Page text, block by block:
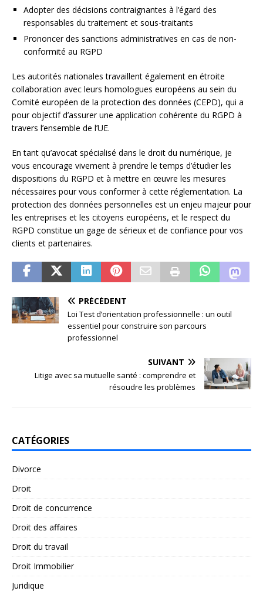
Adopter des décisions contraignantes à l’égard des
responsables du traitement et sous-traitants
Prononcer des sanctions administratives en cas de non-
conformité au RGPD
Les autorités nationales travaillent également en étroite
collaboration avec leurs homologues européens au sein du
Comité européen de la protection des données (CEPD), qui a
pour objectif d’assurer une application cohérente du RGPD à
travers l’ensemble de l’UE.
En tant qu’avocat spécialisé dans le droit du numérique, je
vous encourage vivement à prendre le temps d’étudier les
dispositions du RGPD et à mettre en œuvre les mesures
nécessaires pour vous conformer à cette réglementation. La
protection des données personnelles est un enjeu majeur pour
les entreprises et les citoyens européens, et le respect du
RGPD constitue un gage de sérieux et de confiance pour vos
clients et partenaires.
PRÉCÉDENT
Loi Test d’orientation professionnelle : un outil
essentiel pour construire son parcours
professionnel
SUIVANT
Litige avec sa mutuelle santé : comprendre et
résoudre les problèmes
CATÉGORIES
Divorce
Droit
Droit de concurrence
Droit des affaires
Droit du travail
Droit Immobilier
Juridique